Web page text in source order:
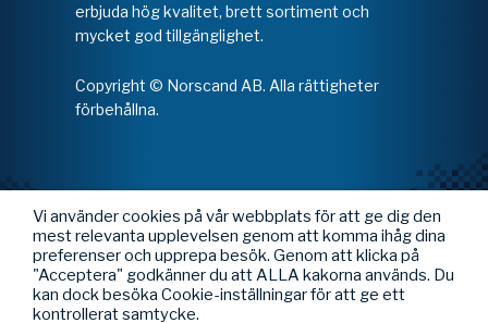
erbjuda hög kvalitet, brett sortiment och
mycket god tillgänglighet.
Copyright © Norscand AB. Alla rättigheter
förbehållna.
Vi använder cookies på vår webbplats för att ge dig den
mest relevanta upplevelsen genom att komma ihåg dina
preferenser och upprepa besök. Genom att klicka på
"Acceptera" godkänner du att ALLA kakorna används. Du
kan dock besöka Cookie-inställningar för att ge ett
kontrollerat samtycke.